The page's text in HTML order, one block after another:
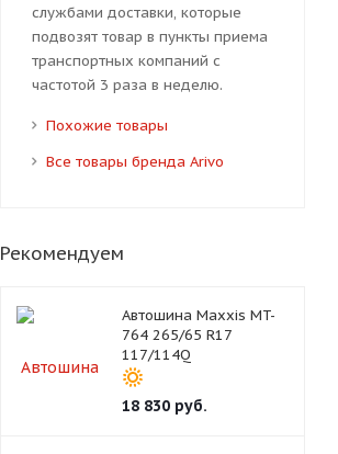
службами доставки, которые
подвозят товар в пункты приема
транспортных компаний с
частотой 3 раза в неделю.
Похожие товары
Все товары бренда Arivo
Рекомендуем
Автошина Maxxis MT-
764 265/65 R17
117/114Q
18 830руб.